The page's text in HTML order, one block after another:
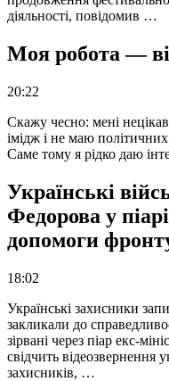
діяльності, повідомив …
Моя робота —
20:22
Скажу чесно: мені
імідж і не маю
Саме тому я рідко даю
Українські
Федорова у
допомоги
18:02
Українські захисники
закликали до
зірвані через піар екс-
свідчить відеозвернення
захисників, …